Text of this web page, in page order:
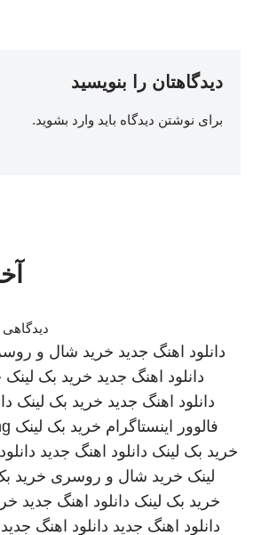
دیدگاهتان را بنویسید
برای نوشتن دیدگاه باید وارد بشوید.
دانلود اهنگ جدید خرید شال و
دانلود اهنگ جدید خرید بک لینک
دانلود اهنگ جدید خرید بک لینک
فالوور اینستاگرام خرید بک لینک
خرید بک لینک دانلود اهنگ جدید
لینک خرید شال و روسری خرید
خرید بک لینک دانلود اهنگ جدید
دانلود اهنگ جدید دانلود اهنگ جدید